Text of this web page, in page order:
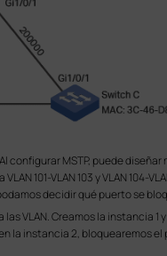
MSTP, puede diseñar
101-VLAN 103 y VLAN
decidir qué puerto se
VLAN. Creamos la instancia 1
instancia 2, bloquearemos el